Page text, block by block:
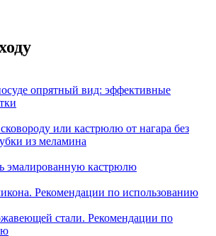
опрятный вид: эффективные
или кастрюлю от нагара без
из меламина
эмалированную кастрюлю
Рекомендации по использованию
стали. Рекомендации по